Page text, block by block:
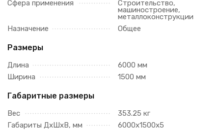
Сфера применения Строительство,
машиностроение,
металлоконструкции
Назначение
Общее
Размеры
Длина
6000 мм
Ширина
1500 мм
Габаритные размеры
Вес
353.25 кг
Габариты ДхШхВ, мм
6000х1500х5